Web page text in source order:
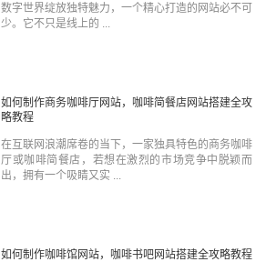
数字世界绽放独特魅力，一个精心打造的网站必不可
少。它不只是线上的 ...
如何制作商务咖啡厅网站，咖啡简餐店网站搭建全攻
略教程
在互联网浪潮席卷的当下，一家独具特色的商务咖啡
厅或咖啡简餐店，若想在激烈的市场竞争中脱颖而
出，拥有一个吸睛又实 ...
如何制作咖啡馆网站，咖啡书吧网站搭建全攻略教程